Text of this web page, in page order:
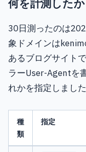
何を計測したか
30日測ったのは
象ドメインは
あるブログサイト
ラーUser-Agentを
れかを指定しました
種
類
指定